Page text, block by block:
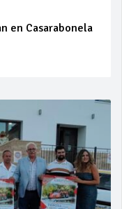
en Casarabonela